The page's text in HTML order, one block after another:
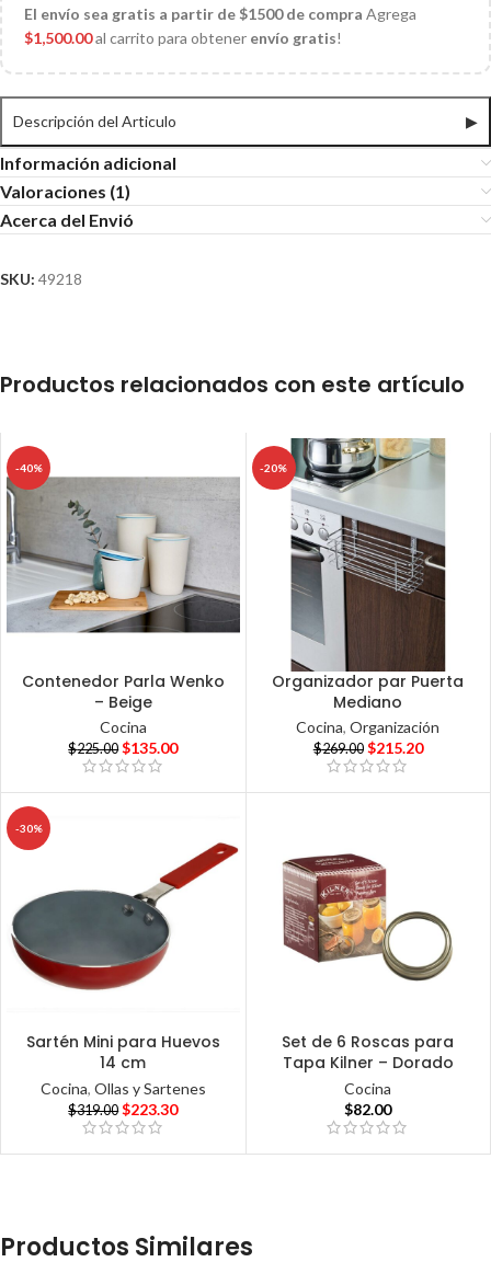
El envío sea gratis a partir de $1500 de compra Agrega
$1,500.00al carrito para obtener envío gratis!
Descripción del Articulo ▶
Información adicional
Valoraciones (1)
Acerca del Envió
SKU: 49218
Productos relacionados con este artículo
-40%
Contenedor Parla Wenko
– Beige
Cocina
$225.00 $135.00
-20%
Organizador par Puerta
Mediano
Cocina,Organización
$269.00 $215.20
-30%
Sartén Mini para Huevos
14 cm
Cocina, Ollas y Sartenes
$319.00 $223.30
Set de 6 Roscas para
Tapa Kilner – Dorado
Cocina
$82.00
Productos Similares